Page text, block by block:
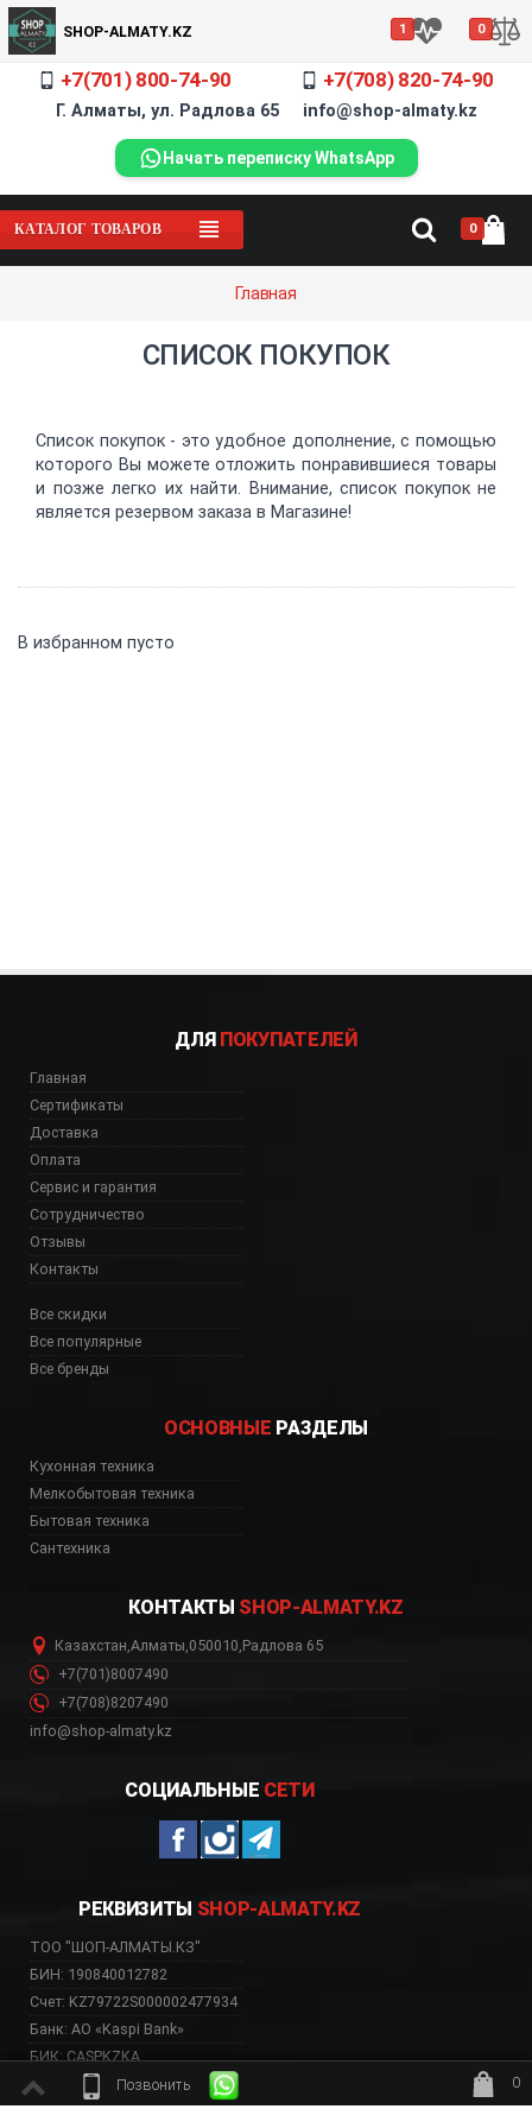
SHOP-ALMATY.KZ 1 0
+7(701) 800-74-90 +7(708) 820-74-90
Г. Алматы, ул. Радлова 65 info@shop-almaty.kz
Начать переписку WhatsApp
КАТАЛОГ ТОВАРОВ 0
Главная
Позвонить
0
ждёт заказ
СПИСОК ПОКУПОК
Список покупок - это удобное дополнение, с помощью
которого Вы можете отложить понравившиеся товары
и позже легко их найти. Внимание, список покупок не
является резервом заказа в Магазине!
В избранном пусто
ДЛЯ ПОКУПАТЕЛЕЙ
Главная
Сертификаты
Доставка
Оплата
Сервис и гарантия
Сотрудничество
Отзывы
Контакты
Все скидки
Все популярные
Все бренды
ОСНОВНЫЕ РАЗДЕЛЫ
Кухонная техника
Мелкобытовая техника
Бытовая техника
Сантехника
КОНТАКТЫ SHOP-ALMATY.KZ
Казахстан,Алматы,050010,Радлова 65
+7(701)8007490
+7(708)8207490
info@shop-almaty.kz
СОЦИАЛЬНЫЕ СЕТИ
РЕКВИЗИТЫ SHOP-ALMATY.KZ
ТОО "ШОП-АЛМАТЫ.КЗ"
БИН: 190840012782
Счет: KZ79722S000002477934
Банк: АО «Kaspi Bank»
БИК: CASPKZKA